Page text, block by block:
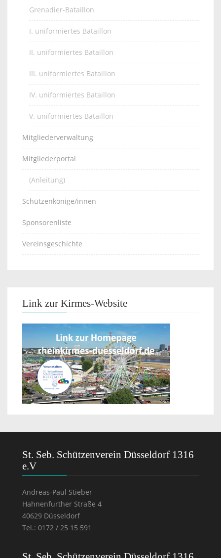
Grenadier-Bataillon
I. uniformiertes Bataillon
II. uniformiertes Bataillon
III. uniformiertes Bataillon
IV. uniformiertes Bataillon
V. uniformiertes Bataillon
Mitgliederverwaltung
Mitgliederportal
(Anleitung)
Schützenkönige/innen
Sponsorenliste
Vereinsgeschichte
Link zur Kirmes-Website
St. Seb. Schützenverein Düsseldorf 1316
e.V
Andreas-Paul Stieber
Hahnenfurther Straße 4
40629 Düsseldorf
Tel.: 0172 / 25 15 591